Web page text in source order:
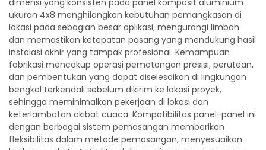
dimensi yang konsisten pada panel komposit aluminium
ukuran 4x8 menghilangkan kebutuhan pemangkasan di
lokasi pada sebagian besar aplikasi, mengurangi limbah
dan memastikan ketepatan pasang yang mendukung hasil
instalasi akhir yang tampak profesional. Kemampuan
fabrikasi mencakup operasi pemotongan presisi, perutean,
dan pembentukan yang dapat diselesaikan di lingkungan
bengkel terkendali sebelum dikirim ke lokasi proyek,
sehingga meminimalkan pekerjaan di lokasi dan
keterlambatan akibat cuaca. Kompatibilitas panel-panel ini
dengan berbagai sistem pemasangan memberikan
fleksibilitas dalam metode pemasangan, menyesuaikan